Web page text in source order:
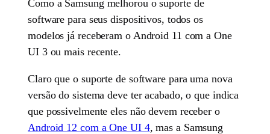
Como a Samsung melhorou o suporte de
software para seus dispositivos, todos os
modelos já receberam o Android 11 com a One
UI 3 ou mais recente.
Claro que o suporte de software para uma nova
versão do sistema deve ter acabado, o que indica
que possivelmente eles não devem receber o
Android 12 com a One UI 4, mas a Samsung